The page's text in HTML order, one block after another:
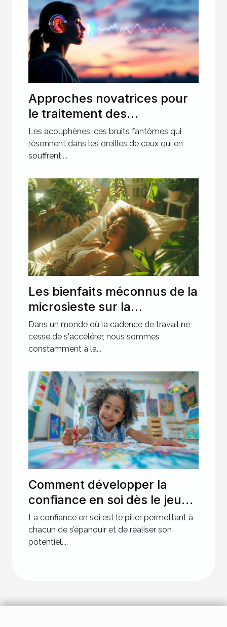
Approches novatrices pour
le traitement des
acouphènes perspectives et
espoirs
Les acouphènes, ces bruits fantômes qui
résonnent dans les oreilles de ceux qui en
souffrent,...
Les bienfaits méconnus de la
microsieste sur la
productivité et la santé
Dans un monde où la cadence de travail ne
cesse de s'accélérer, nous sommes
constamment à la...
Comment développer la
confiance en soi dès le jeune
âge
La confiance en soi est le pilier permettant à
chacun de s’épanouir et de réaliser son
potentiel....